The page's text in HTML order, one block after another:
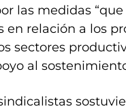
las medidas
en relación a los
sectores
al